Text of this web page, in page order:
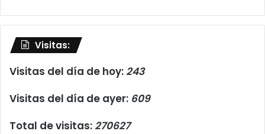
Visitas:
Visitas del día de hoy: 243
Visitas del día de ayer: 609
Total de visitas: 270627